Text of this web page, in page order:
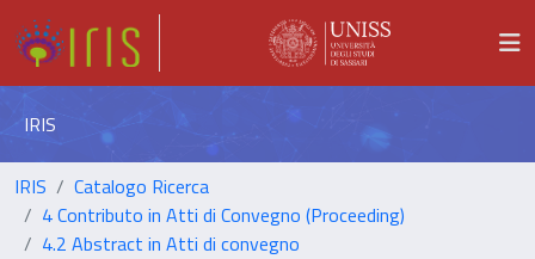
IRIS
IRIS
Catalogo Ricerca
4 Contributo in Atti di Convegno (Proceeding)
4.2 Abstract in Atti di convegno